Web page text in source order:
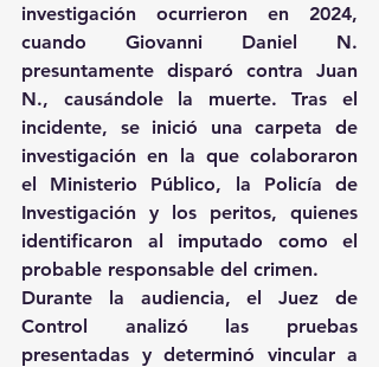
investigación ocurrieron en 2024,
cuando Giovanni Daniel N.
presuntamente disparó contra Juan
N., causándole la muerte. Tras el
incidente, se inició una carpeta de
investigación en la que colaboraron
el Ministerio Público, la Policía de
Investigación y los peritos, quienes
identificaron al imputado como el
probable responsable del crimen.
Durante la audiencia, el Juez de
Control analizó las pruebas
presentadas y determinó vincular a